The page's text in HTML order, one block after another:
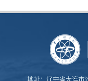
地址：辽宁省大连